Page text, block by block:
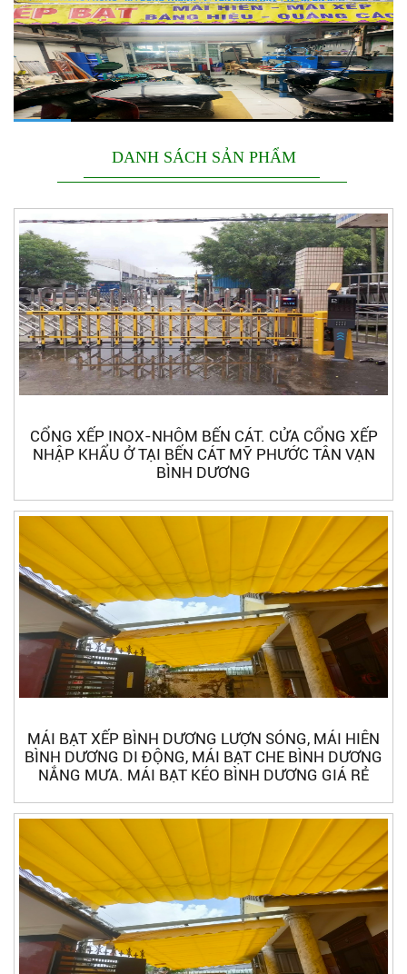
DANH SÁCH SẢN PHẨM
CỔNG XẾP INOX-NHÔM BẾN CÁT. CỬA CỔNG XẾP
NHẬP KHẨU Ở TẠI BẾN CÁT MỸ PHƯỚC TÂN VẠN
BÌNH DƯƠNG
MÁI BẠT XẾP BÌNH DƯƠNG LƯỢN SÓNG, MÁI HIÊN
BÌNH DƯƠNG DI ĐỘNG, MÁI BẠT CHE BÌNH DƯƠNG
NẮNG MƯA. MÁI BẠT KÉO BÌNH DƯƠNG GIÁ RẺ